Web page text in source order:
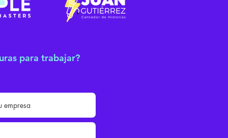
para trabajar?